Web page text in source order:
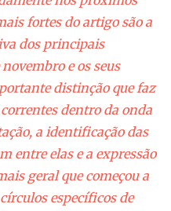
fortes do artigo são a
dos principais
e os seus
distinção que faz
dentro da onda
a identificação das
entre elas e a expressão
geral que começou a
específicos de